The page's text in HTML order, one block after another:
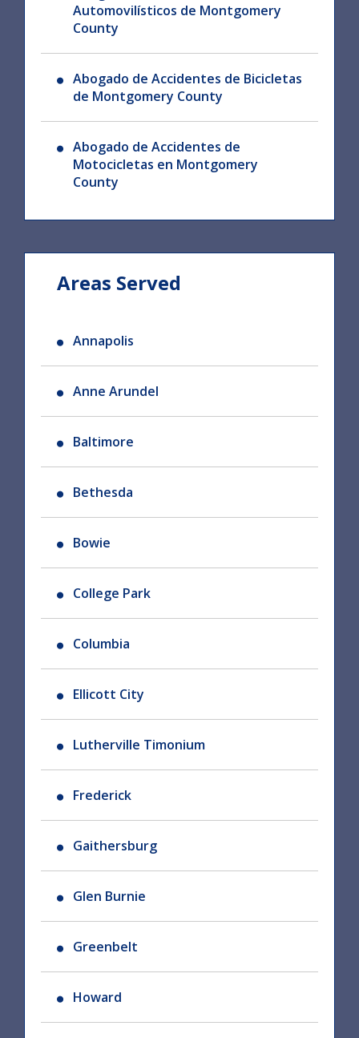
Automovilísticos de Montgomery
County
Abogado de Accidentes de Bicicletas
de Montgomery County
Abogado de Accidentes de
Motocicletas en Montgomery
County
Areas Served
Annapolis
Anne Arundel
Baltimore
Bethesda
Bowie
College Park
Columbia
Ellicott City
Lutherville Timonium
Frederick
Gaithersburg
Glen Burnie
Greenbelt
Howard